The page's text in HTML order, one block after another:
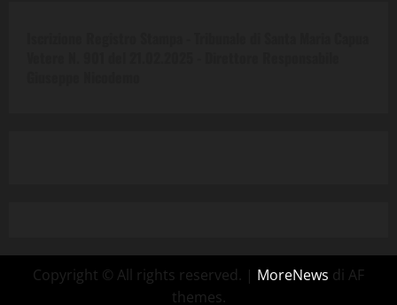
Copyright © All rights reserved. | MoreNews di AF
themes.